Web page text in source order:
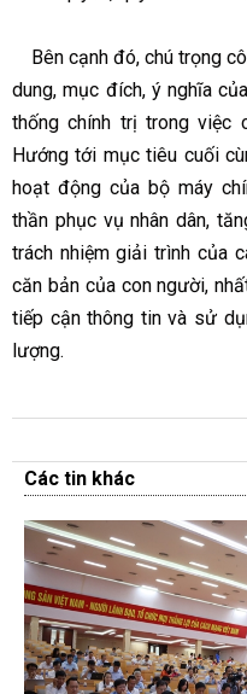
Bên cạnh đó, chú trọng
dung, mục đích, ý nghĩa
thống chính trị trong việc
Hướng tới mục tiêu cuối
hoạt động của bộ máy
thần phục vụ nhân dân,
trách nhiệm giải trình của
căn bản của con người,
tiếp cận thông tin và sử
lượng.
Các tin khác